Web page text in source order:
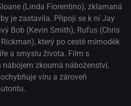
(Linda Fiorentino), zklamaná
je zastavila. Připojí se k ní Jay
Bob (Kevin Smith), Rufus (Chris
který po cestě mimoděk
a smyslu života. Film s
zkoumá náboženství,
víru a zároveň